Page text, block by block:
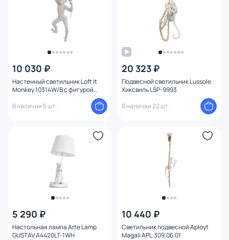
10 030 ₽
Настенный светильник Loft It
Monkey 10314W/B с фигурой
В наличии 6 шт.
20 323 ₽
Подвесной светильник Lussole
Хиксвиль LSP-9993
В наличии 22 шт.
5 290 ₽
Настольная лампа Arte Lamp
GUSTAV A4420LT-1WH
10 440 ₽
Светильник подвесной Aployt
Magali APL.309.06.01
Страна
Материал
Тип помещения
Форма плафона
Оформление